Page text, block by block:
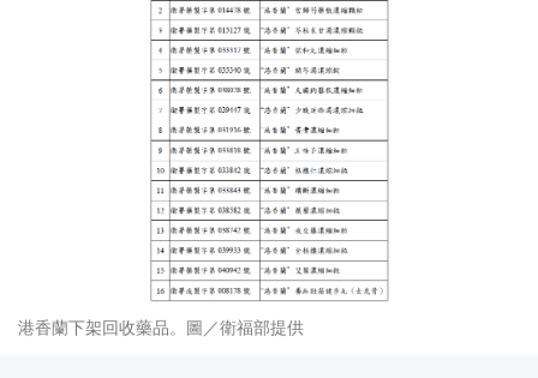
港香蘭下架回收藥品。圖／衛福部提供